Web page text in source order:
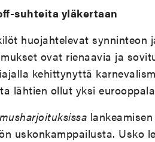
suhteita yläkertaan
huojahtelevat
ovat rienaavia ja
kehittynyttä
lähtien ollut yksi
uskonkamppailusta. Usko